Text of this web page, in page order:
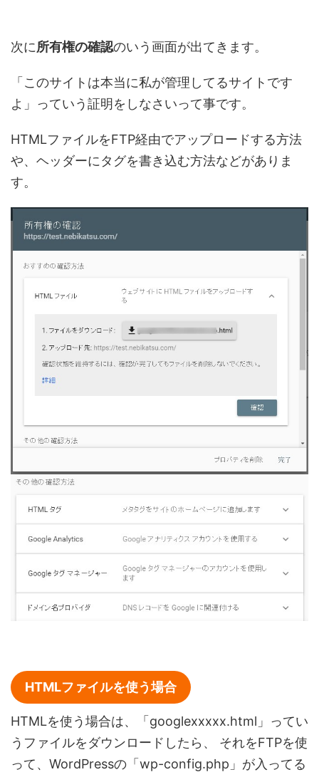
次に所有権の確認のいう画面が出てきます。
「このサイトは本当に私が管理してるサイトです
よ」っていう証明をしなさいって事です。
HTMLファイルをFTP経由でアップロードする方法
や、ヘッダーにタグを書き込む方法などがありま
す。
HTMLファイルを使う場合
HTMLを使う場合は、「googlexxxxx.html」ってい
うファイルをダウンロードしたら、
それをFTPを使
って、WordPressの「wp-config.php」が入ってる